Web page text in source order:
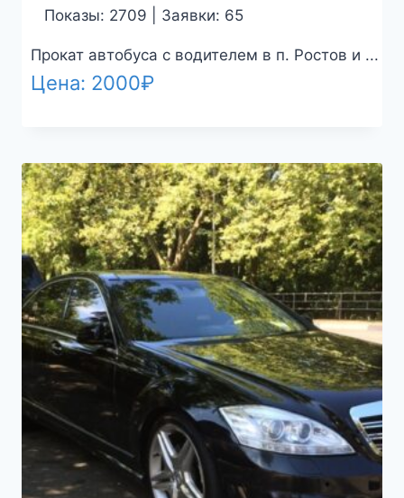
Показы: 2709 | Заявки: 65
Прокат автобуса с водителем в п. Ростов и ...
Цена: 2000₽